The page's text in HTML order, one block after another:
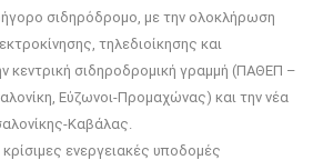
σιδηρόδρομο, με την ολοκλήρωση
τηλεδιοίκησης και
κεντρική σιδηροδρομική γραμμή (ΠΑΘΕΠ –
Εύζωνοι-Προμαχώνας) και την νέα
Καβάλας.
ενεργειακές υποδομές